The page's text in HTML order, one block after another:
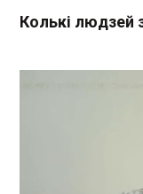
Колькі людзей